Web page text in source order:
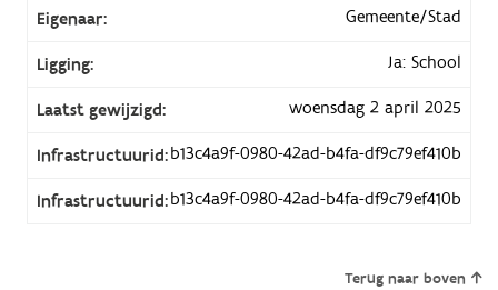
Eigenaar: Gemeente/Stad
Ligging: Ja: School
Laatst gewijzigd: woensdag 2 april 2025
Infrastructuurid:b13c4a9f-0980-42ad-b4fa-df9c79ef410b
Infrastructuurid:b13c4a9f-0980-42ad-b4fa-df9c79ef410b
Terug naar boven